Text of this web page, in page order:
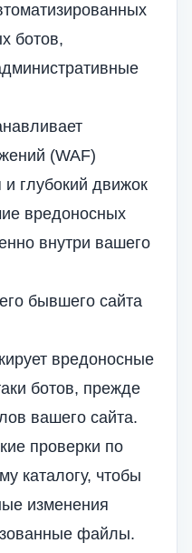
ботов,
(WAF)
и глубокий движок
вредоносных
внутри вашего
бывшего сайта
вредоносные
ботов, прежде
вашего сайта.
проверки по
каталогу, чтобы
изменения
файлы.